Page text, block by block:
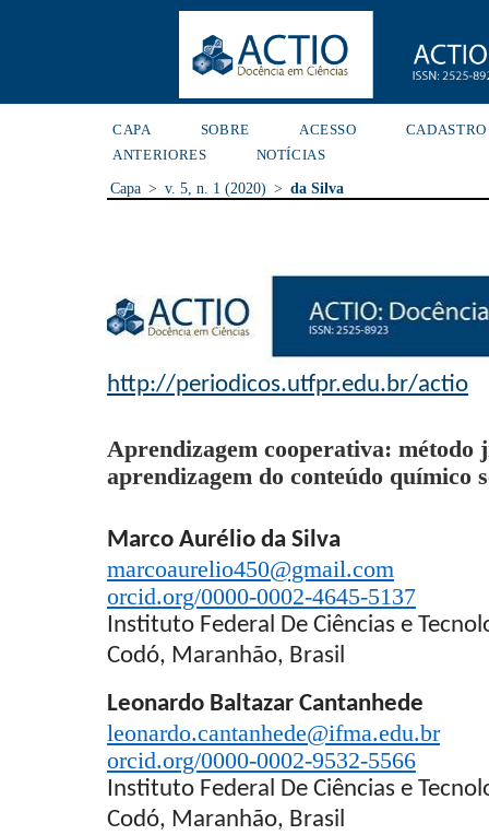
CAPA SOBRE ACESSO
CADASTRO
ANTERIORES
NOTÍCIAS
Capa > v. 5, n. 1 (2020) > da Silva
http://periodicos.utfpr.edu.br/actio
Aprendizagem cooperativa: método
aprendizagem do conteúdo químico
Marco Aurélio da Silva
marcoaurelio450@gmail.com
orcid.org/0000-0002-4645-5137
Instituto Federal De Ciências e
Codó, Maranhão, Brasil
Leonardo Baltazar Cantanhede
leonardo.cantanhede@ifma.edu.br
orcid.org/0000-0002-9532-5566
Instituto Federal De Ciências e
Codó, Maranhão, Brasil